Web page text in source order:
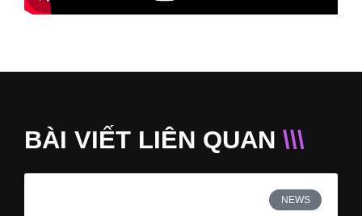
BÀI VIẾT LIÊN QUAN \\\
NEWS